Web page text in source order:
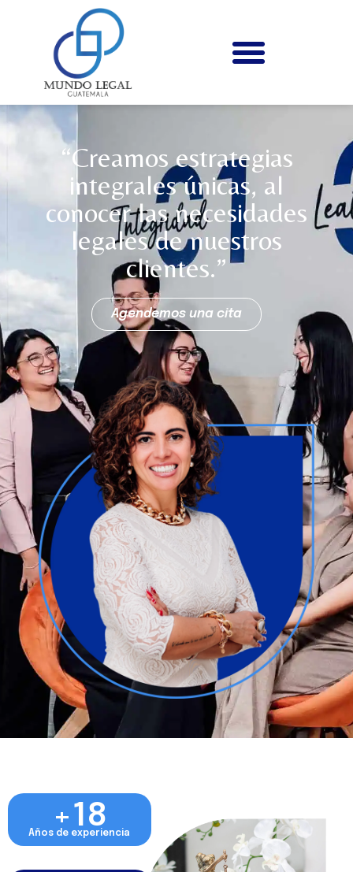
“Creamos estrategias
integrales únicas, al
conocer las necesidades
legales de nuestros
clientes.”
Agendemos una cita
+18
Años de experiencia